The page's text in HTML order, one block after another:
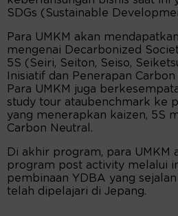
SDGs (Sustainable
Para UMKM akan
mengenai Decarbonized
5S (Seiri, Seiton, Seiso,
Inisiatif dan Penerapan
Para UMKM juga
study tour ataubenchmark ke
yang menerapkan kaizen, 5S
Carbon Neutral.
Di akhir program, para UMKM
program post activity melalui
pembinaan YDBA yang
telah dipelajari di Jepang.